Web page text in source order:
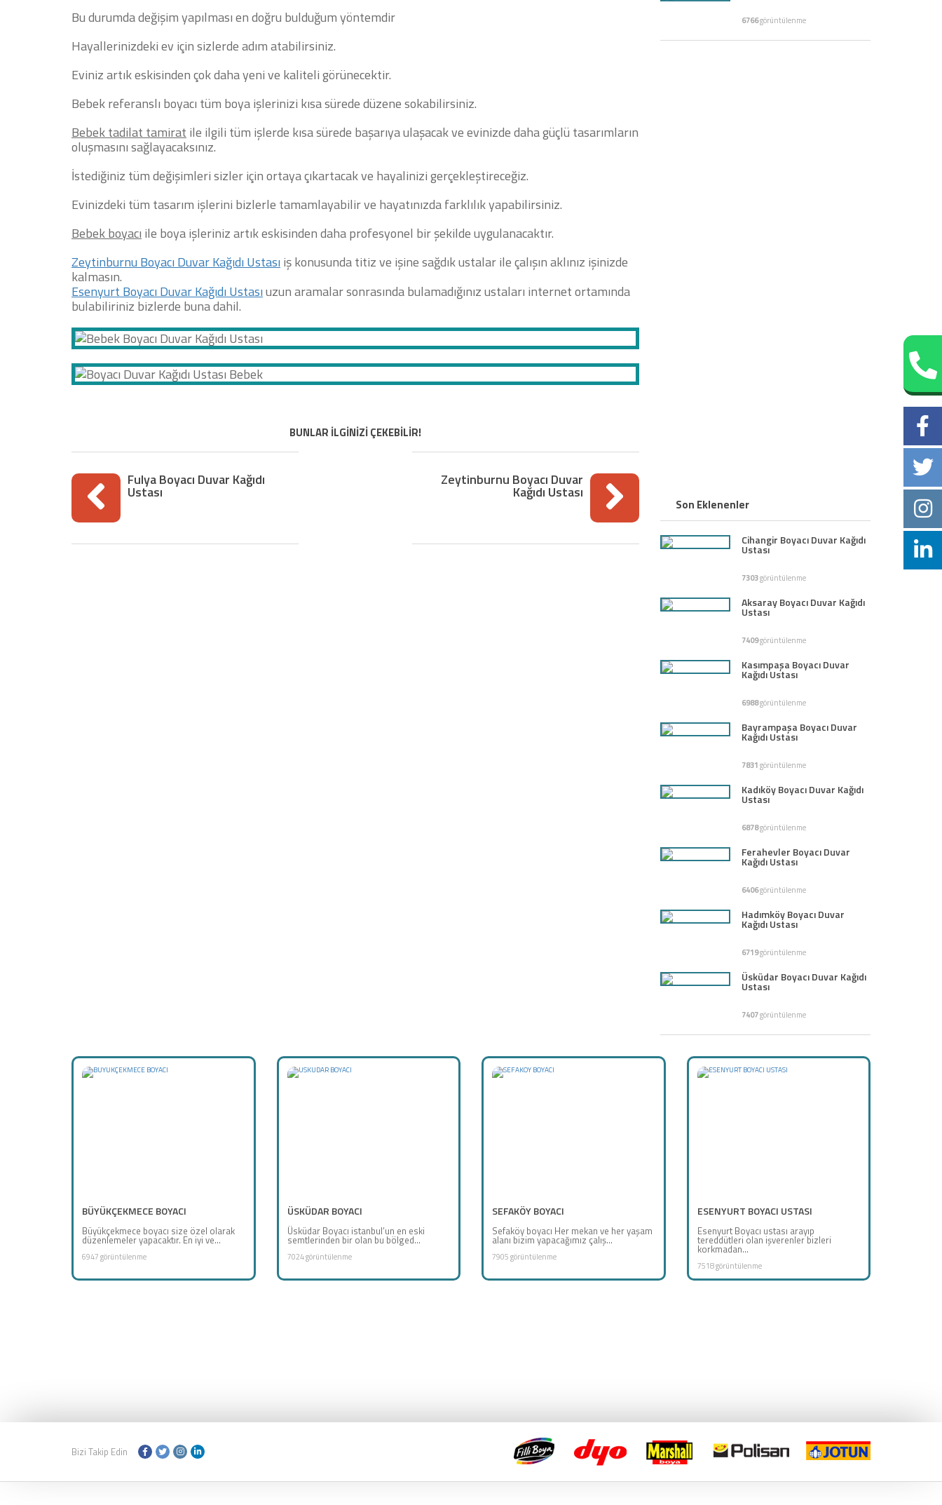
Bu durumda değişim yapılması en doğru bulduğum yöntemdir
Hayallerinizdeki ev için sizlerde adım atabilirsiniz.
Eviniz artık eskisinden çok daha yeni ve kaliteli görünecektir.
Bebek referanslı boyacı tüm boya işlerinizi kısa sürede düzene sokabilirsiniz.
Bebek tadilat tamirat ile ilgili tüm işlerde kısa sürede başarıya ulaşacak ve evinizde daha güçlü tasarımların
oluşmasını sağlayacaksınız.
İstediğiniz tüm değişimleri sizler için ortaya çıkartacak ve hayalinizi gerçekleştireceğiz.
Evinizdeki tüm tasarım işlerini bizlerle tamamlayabilir ve hayatınızda farklılık yapabilirsiniz.
Bebek boyacı ile boya işleriniz artık eskisinden daha profesyonel bir şekilde uygulanacaktır.
Zeytinburnu Boyacı Duvar Kağıdı Ustası iş konusunda titiz ve işine sağdık ustalar ile çalışın aklınız işinizde
kalmasın.
Esenyurt Boyacı Duvar Kağıdı Ustasıuzun aramalar sonrasında bulamadığınız ustaları internet ortamında
bulabiliriniz bizlerde buna dahil.
BUNLAR İLGİNİZİ ÇEKEBİLİR!
Fulya Boyacı Duvar Kağıdı
Ustası
Zeytinburnu Boyacı Duvar
Kağıdı Ustası
6766görüntülenme
Son Eklenenler
Cihangir Boyacı Duvar Kağıdı
Ustası
7303görüntülenme
Aksaray Boyacı Duvar Kağıdı
Ustası
7409görüntülenme
Kasımpaşa Boyacı Duvar
Kağıdı Ustası
6988görüntülenme
Bayrampaşa Boyacı Duvar
Kağıdı Ustası
7831görüntülenme
Kadıköy Boyacı Duvar Kağıdı
Ustası
6878görüntülenme
Ferahevler Boyacı Duvar
Kağıdı Ustası
6406görüntülenme
Hadımköy Boyacı Duvar
Kağıdı Ustası
6719görüntülenme
Üsküdar Boyacı Duvar Kağıdı
Ustası
7407görüntülenme
BÜYÜKÇEKMECE BOYACI
Büyükçekmece boyacı size özel olarak
düzenlemeler yapacaktır. En iyi ve...
6947 görüntülenme
ÜSKÜDAR BOYACI
Üsküdar Boyacı istanbul’un en eski
semtlerinden bir olan bu bölged...
7024 görüntülenme
SEFAKÖY BOYACI
Sefaköy boyacı Her mekan ve her yaşam
alanı bizim yapacağımız çalış...
7905 görüntülenme
ESENYURT BOYACI USTASI
Esenyurt Boyacı ustası arayıp
tereddütleri olan işverenler bizleri
korkmadan...
7518 görüntülenme
Bizi Takip Edin